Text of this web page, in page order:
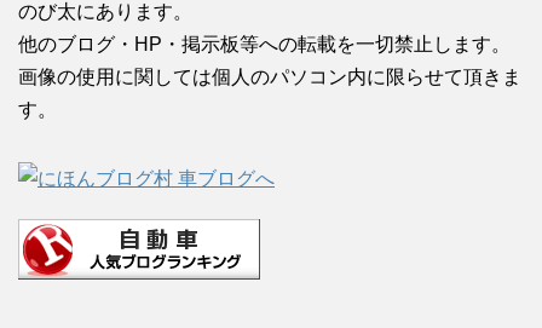
のび太にあります。
他のブログ・HP・掲示板等への転載を一切禁止します。
画像の使用に関しては個人のパソコン内に限らせて頂きま
す。